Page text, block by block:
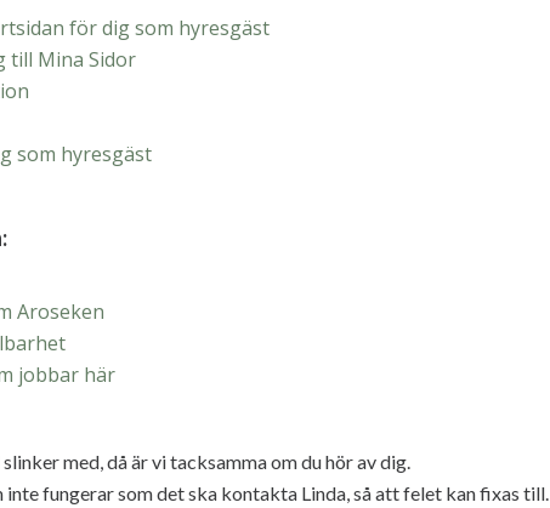
för dig som hyresgäst
till Mina Sidor
som hyresgäst
Aroseken
jobbar här
med, då är vi tacksamma om du hör av dig.
fungerar som det ska kontakta Linda, så att felet kan fixas till.